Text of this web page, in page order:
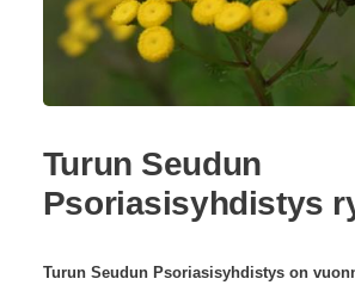
Turun Seudun
Psoriasisyhdistys
Turun Seudun Psoriasisyhdistys on